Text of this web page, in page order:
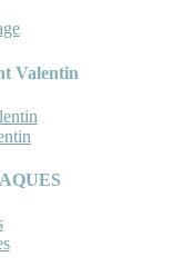
Valentin